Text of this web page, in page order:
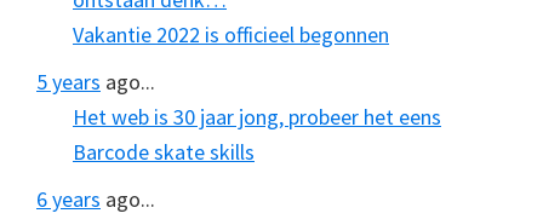
Vakantie 2022 is officieel begonnen
5 years ago...
Het web is 30 jaar jong, probeer het eens
Barcode skate skills
6 years ago...